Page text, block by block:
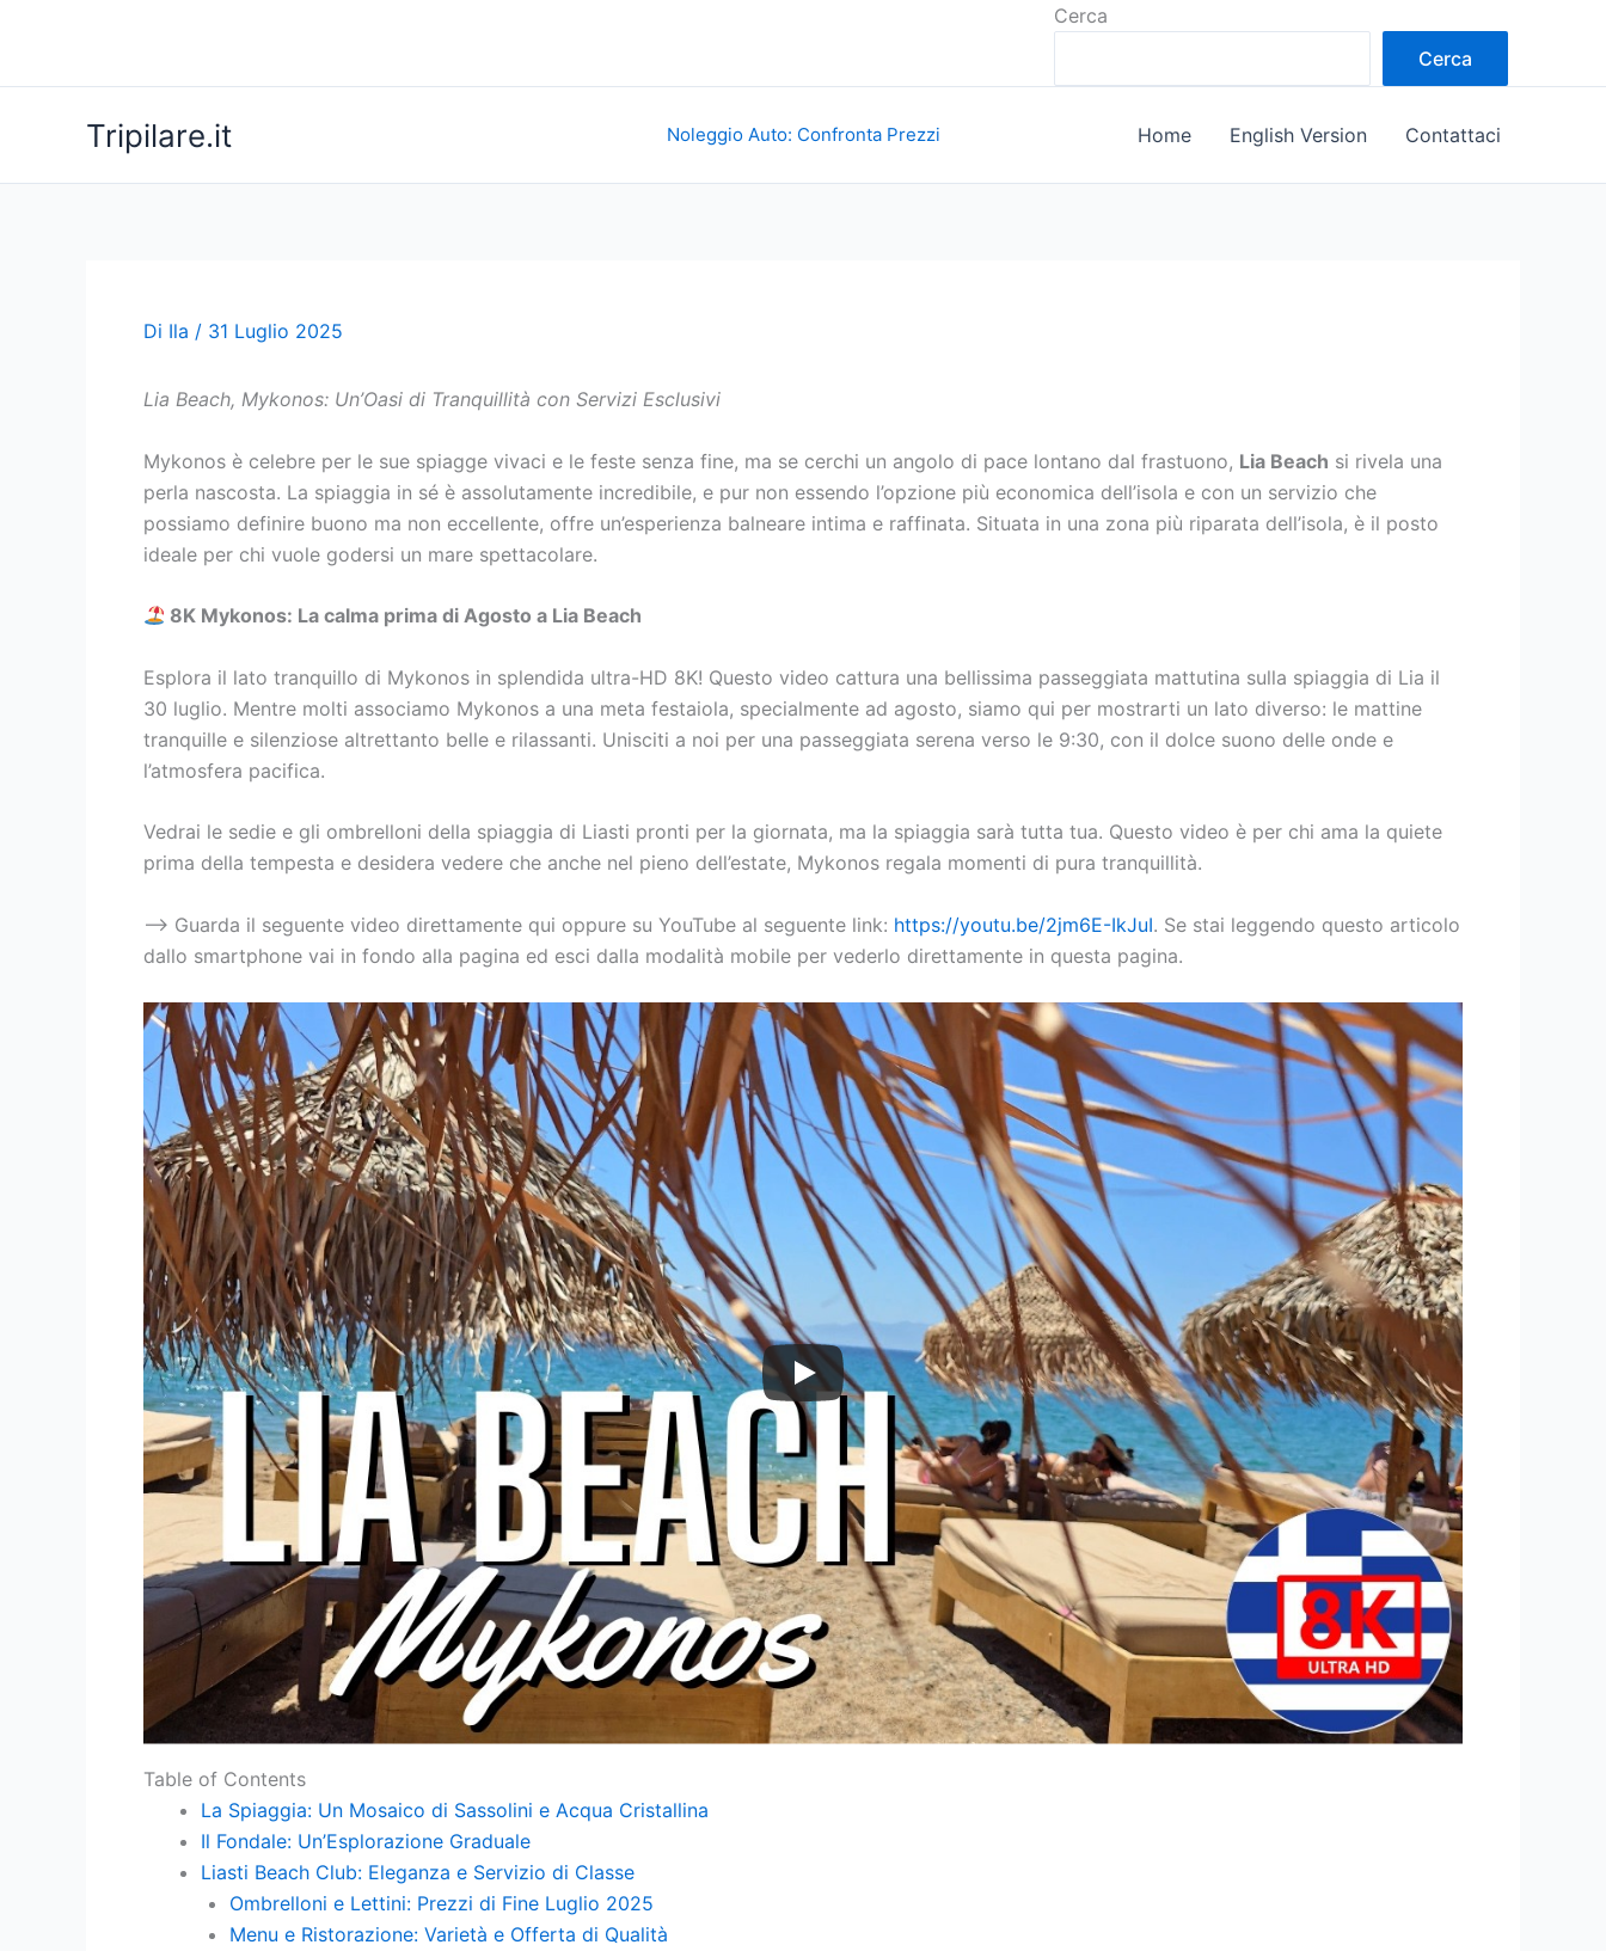
Cerca
Cerca
Tripilare.it Noleggio Auto: Confronta Prezzi Home English Version Contattaci
Di Ila / 31 Luglio 2025
Lia Beach, Mykonos: Un’Oasi di Tranquillità con Servizi Esclusivi
Mykonos è celebre per le sue spiagge vivaci e le feste senza fine, ma se cerchi un angolo di pace lontano dal frastuono, Lia Beach si rivela una
perla nascosta. La spiaggia in sé è assolutamente incredibile, e pur non essendo l’opzione più economica dell’isola e con un servizio che
possiamo definire buono ma non eccellente, offre un’esperienza balneare intima e raffinata. Situata in una zona più riparata dell’isola, è il posto
ideale per chi vuole godersi un mare spettacolare.
8K Mykonos: La calma prima di Agosto a Lia Beach
Esplora il lato tranquillo di Mykonos in splendida ultra-HD 8K! Questo video cattura una bellissima passeggiata mattutina sulla spiaggia di Lia il
30 luglio. Mentre molti associamo Mykonos a una meta festaiola, specialmente ad agosto, siamo qui per mostrarti un lato diverso: le mattine
tranquille e silenziose altrettanto belle e rilassanti. Unisciti a noi per una passeggiata serena verso le 9:30, con il dolce suono delle onde e
l’atmosfera pacifica.
Vedrai le sedie e gli ombrelloni della spiaggia di Liasti pronti per la giornata, ma la spiaggia sarà tutta tua. Questo video è per chi ama la quiete
prima della tempesta e desidera vedere che anche nel pieno dell’estate, Mykonos regala momenti di pura tranquillità.
–> Guarda il seguente video direttamente qui oppure su YouTube al seguente link: https://youtu.be/2jm6E-IkJuI. Se stai leggendo questo articolo
dallo smartphone vai in fondo alla pagina ed esci dalla modalità mobile per vederlo direttamente in questa pagina.
Table of Contents
La Spiaggia: Un Mosaico di Sassolini e Acqua Cristallina
Il Fondale: Un’Esplorazione Graduale
Liasti Beach Club: Eleganza e Servizio di Classe
Ombrelloni e Lettini: Prezzi di Fine Luglio 2025
Menu e Ristorazione: Varietà e Offerta di Qualità